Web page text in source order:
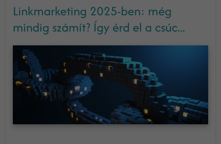
Linkmarketing 2025-ben: még
mindig számít? Így érd el a csúc...